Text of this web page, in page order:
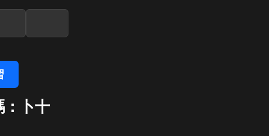
：卜十